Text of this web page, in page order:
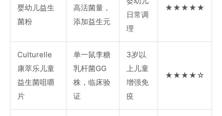
婴幼儿益生
菌粉
高活菌量，
添加益生元
日常调
理
★★★★★
Culturelle
康萃乐儿童
益生菌咀嚼
片
单一鼠李糖
乳杆菌GG
株，临床验
证
3岁以
上儿童
增强免
疫
★★★★☆